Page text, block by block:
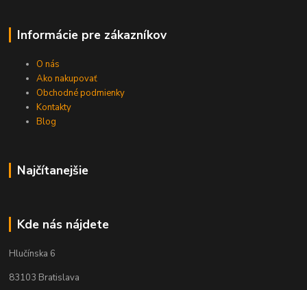
Informácie pre zákazníkov
O nás
Ako nakupovať
Obchodné podmienky
Kontakty
Blog
Najčítanejšie
Kde nás nájdete
Hlučínska 6
83103 Bratislava